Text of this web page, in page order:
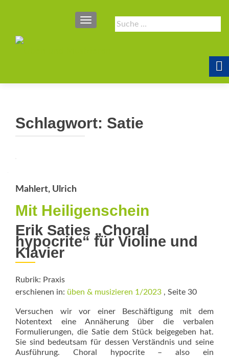
Suche
nach:
SCHALTE NAVIGATION
Schlagwort: Satie
Mahlert, Ulrich
Mit Heiligenschein
Erik Saties „Choral
hypocrite“ für Violine und
Klavier
Rubrik: Praxis
erschienen in: üben & musizieren 1/2023 , Seite 30
Versuchen wir vor einer Beschäftigung mit dem
Notentext eine Annäherung über die verbalen
Formulierungen, die Satie dem Stück beigegeben hat.
Sie sind bedeutsam für dessen Verständnis und seine
Ausführung. Choral hypocrite – also ein